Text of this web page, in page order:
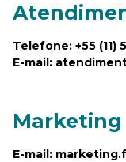
Telefone: +55 (11)
E-mail:
Marketing
E-mail: